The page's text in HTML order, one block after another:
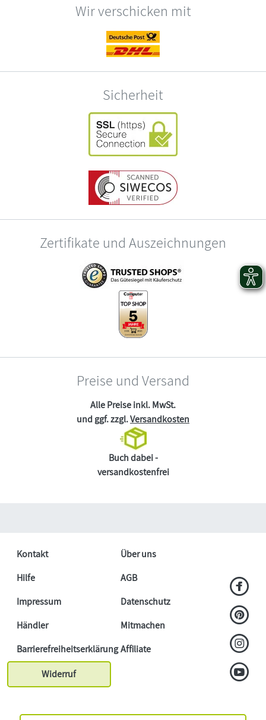
Wir verschicken mit
Sicherheit
Zertifikate und Auszeichnungen
Preise und Versand
Alle Preise inkl. MwSt.
und ggf. zzgl.Versandkosten
Buch dabei -
versandkostenfrei
Kontakt
Über uns
Hilfe
AGB
Impressum
Datenschutz
Händler
Mitmachen
BarrierefreiheitserklärungAffiliate
Widerruf